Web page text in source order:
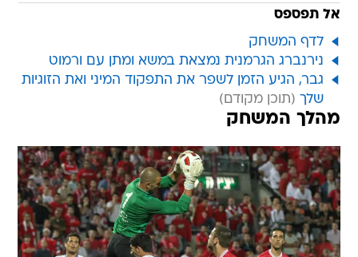
אל תפספס
לדף המשחק
נירנברג הגרמנית נמצאת במשא ומתן עם ורמוט
גבר, הגיע הזמן לשפר את התפקוד המיני ואת הזוגיות
שלך
מהלך המשחק